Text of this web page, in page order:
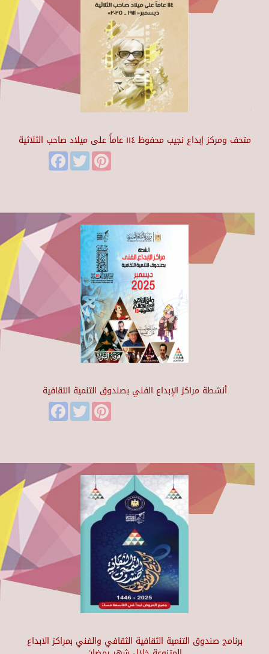
متحف ومركز إبداع نجيب محفوظ ١١٤ عاماً على ميلاد صاحب الثلاثية
FacebookTwitter
أنشطة مراكز الإبداع الفني بصندوق التنمية الثقافية
FacebookTwitter
برنامج صندوق التنمية الثقافية الثقافي والفني بمراكز الابداع